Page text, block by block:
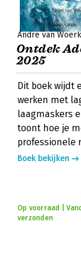
André van
Ontdek
2025
Dit boek wijdt
werken met
laagmaskers
toont hoe je
professionele
Boek bekijken
Op voorraad |
verzonden